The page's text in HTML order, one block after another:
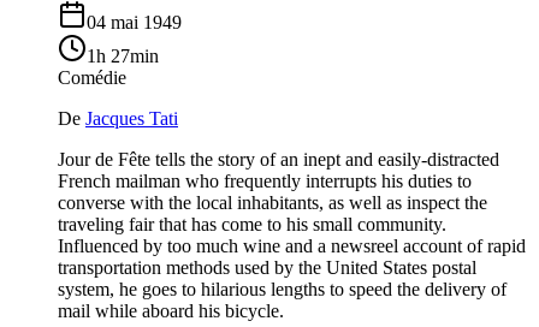
04 mai 1949
1h 27min
Comédie
De Jacques Tati
Jour de Fête tells the story of an inept and easily-distracted
French mailman who frequently interrupts his duties to
converse with the local inhabitants, as well as inspect the
traveling fair that has come to his small community.
Influenced by too much wine and a newsreel account of rapid
transportation methods used by the United States postal
system, he goes to hilarious lengths to speed the delivery of
mail while aboard his bicycle.